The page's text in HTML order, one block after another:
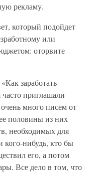
рекламу.
который подойдет
или
оторвите
заработать
приглашали
много писем от
половины из них
необходимых для
кого-нибудь, кто бы
его, а потом
Все дело в том, что